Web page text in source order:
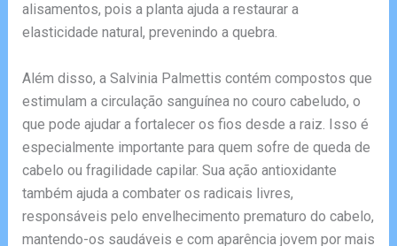
alisamentos, pois a planta ajuda a restaurar a
elasticidade natural, prevenindo a quebra.
Além disso, a Salvinia Palmettis contém compostos que
estimulam a circulação sanguínea no couro cabeludo, o
que pode ajudar a fortalecer os fios desde a raiz. Isso é
especialmente importante para quem sofre de queda de
cabelo ou fragilidade capilar. Sua ação antioxidante
também ajuda a combater os radicais livres,
responsáveis pelo envelhecimento prematuro do cabelo,
mantendo-os saudáveis e com aparência jovem por mais